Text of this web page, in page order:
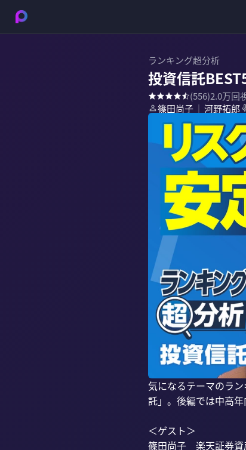
ランキング超分析
投資信託
(556)2.0万回
篠田尚子 ｜ 河野拓郎
気になるテーマのラ
託」。後編では中高
＜ゲスト＞
篠田尚子　楽天証券